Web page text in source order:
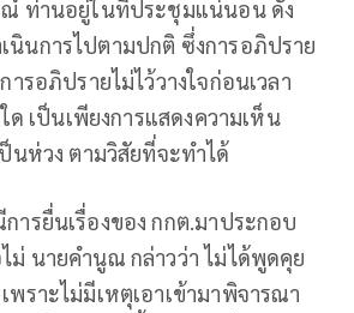
ณ์ ท่านอยู่ในที่ประชุมแน่นอน ดัง
นินการไปตามปกติ ซึ่งการอภิปราย
ารอภิปรายไม่ไว้วางใจก่อนเวลา
ด เป็นเพียงการแสดงความเห็น
นห่วง ตามวิสัยที่จะทำได้
ารยื่นเรื่องของ กกต.มาประกอบ
ม่ นายคำนูณ กล่าวว่า ไม่ได้พูดคุย
ราะไม่มีเหตุเอาเข้ามาพิจารณา